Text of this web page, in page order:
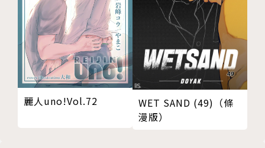
麗人uno!Vol.72
WET SAND (49)（條
漫版）